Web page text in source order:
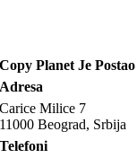
Copy Planet Je
Adresa
Carice Milice 7
11000 Beograd, Srbija
Telefoni